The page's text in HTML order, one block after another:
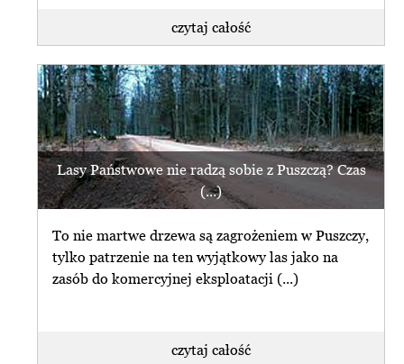
czytaj całość
Lasy Państwowe nie radzą sobie z Puszczą? Czas
(...)
To nie martwe drzewa są zagrożeniem w Puszczy,
tylko patrzenie na ten wyjątkowy las jako na
zasób do komercyjnej eksploatacji (...)
czytaj całość